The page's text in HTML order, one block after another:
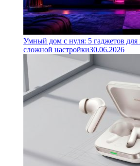
Умный дом с нуля: 5 гаджетов для
сложной настройки30.06.2026